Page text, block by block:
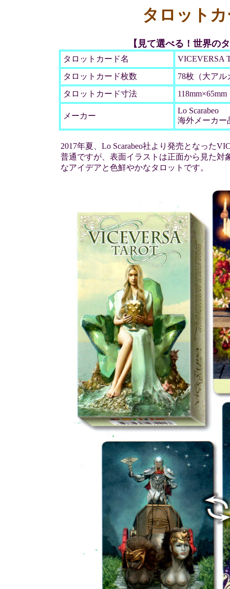
タロット
【見て選べる！世界の
タロットカード名
VICEVERSA
タロットカード枚数
78枚（大ア
タロットカード寸法
118mm×65mm
メーカー
Lo Scarabeo
海外メーカー
2017年夏、Lo Scarabeo社より発売となった
普通ですが、表面イラストは正面から見た
なアイデアと色鮮やかなタロットです。